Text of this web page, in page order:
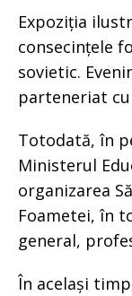
Expoziția
consecințele
sovietic.
parteneriat
Totodată, în
Ministerul
organizarea
Foametei, în
general,
În același